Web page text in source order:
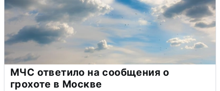
МЧС ответило на сообщения о
грохоте в Москве